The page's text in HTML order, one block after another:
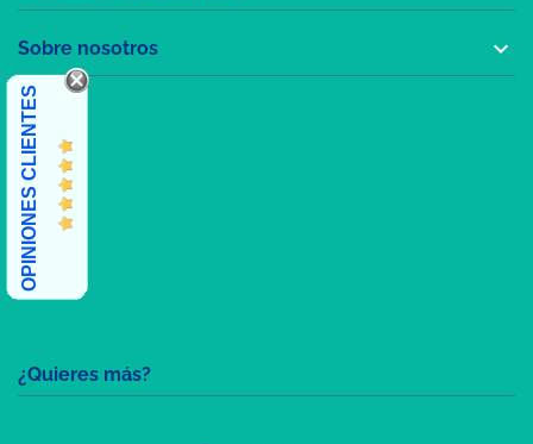
¿Quieres más?
Sobre nosotros 
OPINIONES CLIENTES